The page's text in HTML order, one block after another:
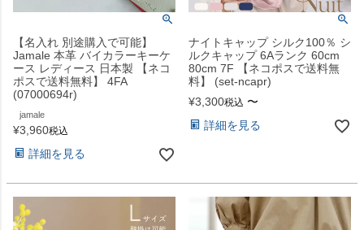
【名入れ 別途購入で可能】
Jamale 本革 バイカラーキーケ
ース レディース 日本製 【ネコ
ポスで送料無料】 4FA
(07000694r)
jamale
¥3,960税込
詳細を見る
ナイトキャップ シルク100％ シ
ルクキャップ 6Aランク 60cm
80cm 7F 【ネコポスで送料無
料】 (set-ncapr)
¥3,300税込 〜
詳細を見る